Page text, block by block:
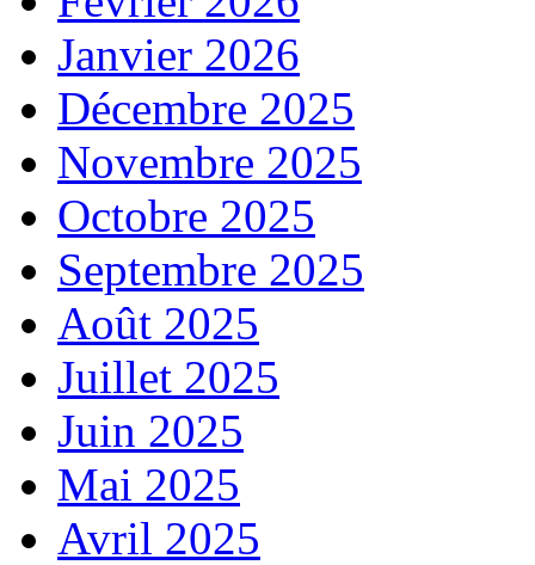
Janvier 2026
Décembre 2025
Novembre 2025
Octobre 2025
Septembre 2025
Août 2025
Juillet 2025
Juin 2025
Mai 2025
Avril 2025